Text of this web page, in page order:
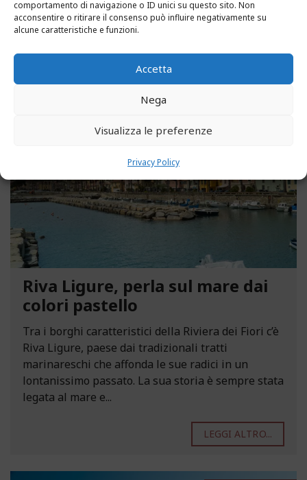
comportamento di navigazione o ID unici su questo sito. Non
acconsentire o ritirare il consenso può influire negativamente su
alcune caratteristiche e funzioni.
Accetta
Nega
Visualizza le preferenze
Privacy Policy
parco degli ex ospedali Novaro e...
LEGGI ALTRO...
Riva Ligure, perla sul mare dai
colori pastello
Tra i borghi caratteristici della Riviera dei Fiori c’è
Riva Ligure, paese dai tradizionali tratti
marinareschi che affonda le sue radici in un
lontanissimo passato. La sua storia è sempre stata
legata al mare e...
LEGGI ALTRO...